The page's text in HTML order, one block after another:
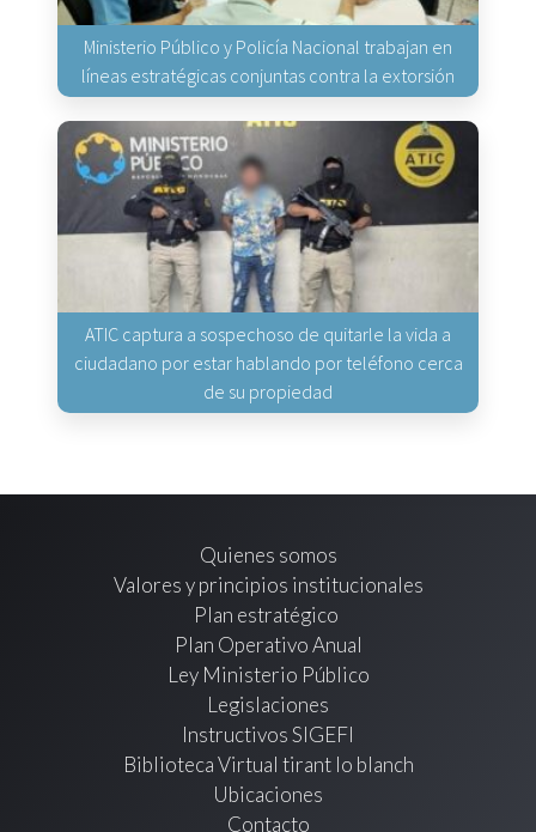
Ministerio Público y Policía Nacional trabajan en
líneas estratégicas conjuntas contra la extorsión
ATIC captura a sospechoso de quitarle la vida a
ciudadano por estar hablando por teléfono cerca
de su propiedad
Quienes somos
Valores y principios institucionales
Plan estratégico
Plan Operativo Anual
Ley Ministerio Público
Legislaciones
Instructivos SIGEFI
Biblioteca Virtual tirant lo blanch
Ubicaciones
Contacto